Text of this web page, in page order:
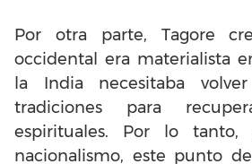
Por otra parte, Tagore
occidental era materialista
la India necesitaba
tradiciones para
espirituales. Por lo
nacionalismo, este punto